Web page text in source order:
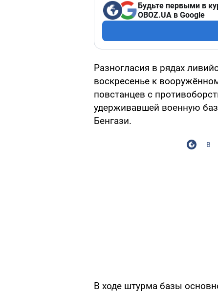
Будьте первыми в
OBOZ.UA в Google
Разногласия в рядах
воскресенье к
повстанцев с
удерживавшей военную
Бенгази.
В ходе штурма базы